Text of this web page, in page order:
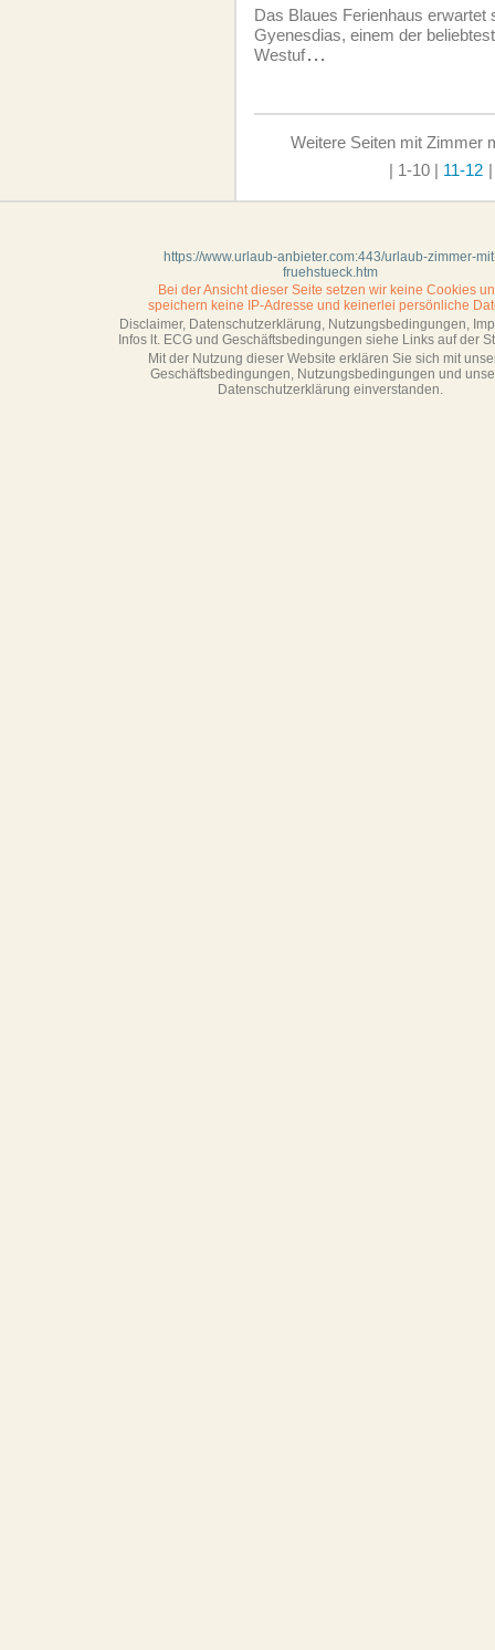
Das Blaues Ferienhaus erwartet
Gyenesdias, einem der
Westuf...
Weitere Seiten mit Zimmer
| 1-10 | 11-12 |
https://www.urlaub-anbieter.com:443/urlaub-zimmer-
fruehstueck.htm
Bei der Ansicht dieser Seite setzen wir keine Cookies
speichern keine IP-Adresse und keinerlei persönliche
Disclaimer, Datenschutzerklärung, Nutzungsbedingungen,
Infos lt. ECG und Geschäftsbedingungen siehe Links auf der
Mit der Nutzung dieser Website erklären Sie sich mit
Geschäftsbedin­gungen, Nutzungsbedingungen und
Datenschutzerklärung einverstanden.